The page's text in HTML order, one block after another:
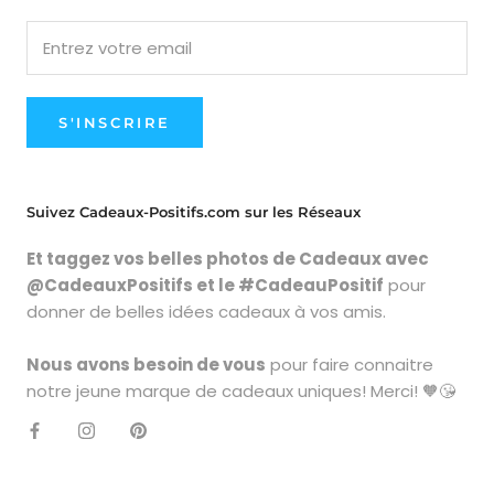
S'INSCRIRE
Suivez Cadeaux-Positifs.com sur les Réseaux
Et taggez vos belles photos de Cadeaux avec
@CadeauxPositifs et le #CadeauPositif pour
donner de belles idées cadeaux à vos amis.
Nous avons besoin de vous pour faire connaitre
notre jeune marque de cadeaux uniques! Merci! 🧡😘